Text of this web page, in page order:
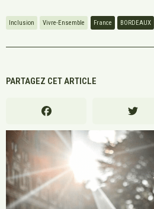
Inclusion Vivre-Ensemble France BORDEAUX
PARTAGEZ CET ARTICLE